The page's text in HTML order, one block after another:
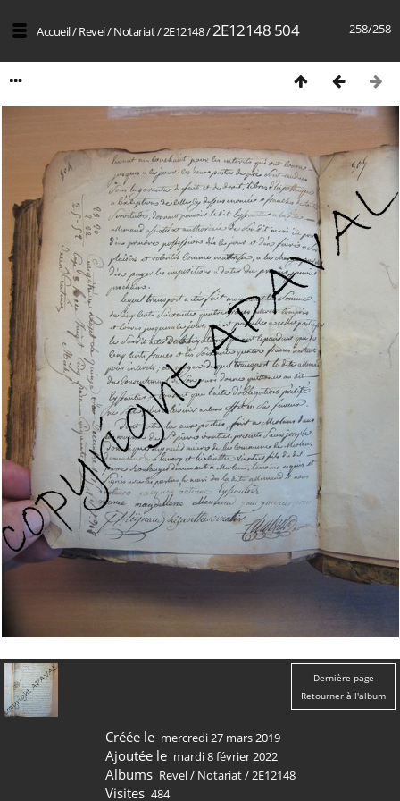
258/258
Accueil/Revel/Notariat/2E12148/2E12148 504
Dernière page
Retourner à l'album
Créée le mercredi 27 mars 2019
Ajoutée le mardi 8 février 2022
Albums Revel/ Notariat/2E12148
Visites 484